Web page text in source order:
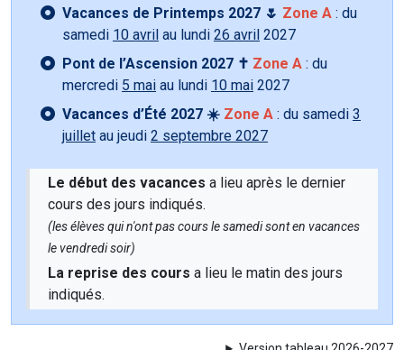
Vacances de Printemps 2027 🌷 Zone A : du
samedi 10 avril au lundi 26 avril 2027
Pont de l’Ascension 2027 ✝️ Zone A : du
mercredi 5 mai au lundi 10 mai 2027
Vacances d’Été 2027 ☀️ Zone A : du samedi 3
juillet au jeudi 2 septembre 2027
Le début des vacances a lieu après le dernier
cours des jours indiqués.
(les élèves qui n'ont pas cours le samedi sont en vacances
le vendredi soir)
La reprise des cours a lieu le matin des jours
indiqués.